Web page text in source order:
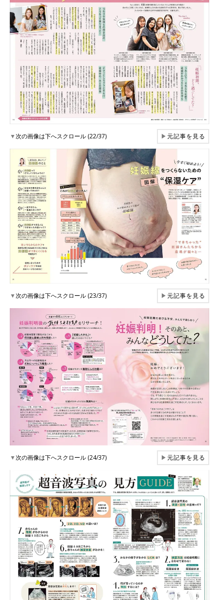
▼次の画像は下へスクロール (22/37) ▶元記事を見る
▼次の画像は下へスクロール (23/37) ▶元記事を見る
▼次の画像は下へスクロール (24/37) ▶元記事を見る